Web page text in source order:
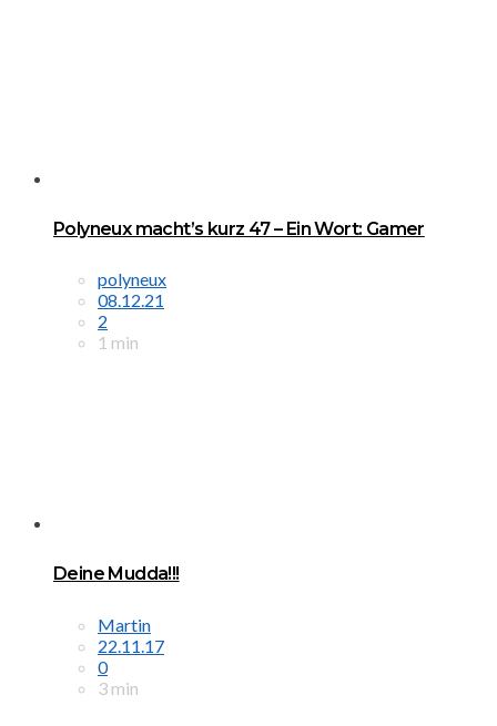
Polyneux macht’s kurz 47 – Ein Wort: Gamer
polyneux
08.12.21
2
1 min
Deine Mudda!!!
Martin
22.11.17
0
3 min